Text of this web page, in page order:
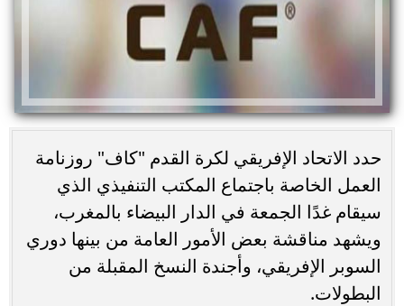
حدد الاتحاد الإفريقي لكرة القدم "كاف" روزنامة
العمل الخاصة باجتماع المكتب التنفيذي الذي
سيقام غدًا الجمعة في الدار البيضاء بالمغرب،
ويشهد مناقشة بعض الأمور العامة من بينها دوري
السوبر الإفريقي، وأجندة النسخ المقبلة من
البطولات.